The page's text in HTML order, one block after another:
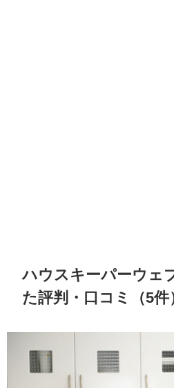
ハウスキーパーウェ
た評判・口コミ（5件